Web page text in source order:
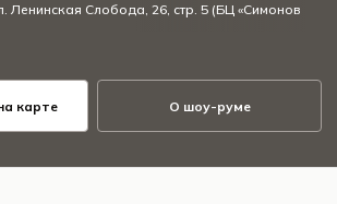
Ленинская Слобода, 26, стр. 5 (БЦ «Симонов
карте О шоу-руме